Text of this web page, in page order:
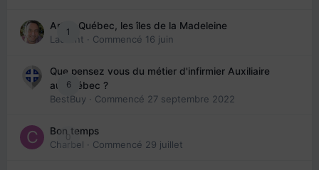
1
Arte : Québec, les îles de la Madeleine
Laurent · Commencé 16 juin
6
Que pensez vous du métier d'infirmier Auxiliaire
au Québec ?
BestBuy · Commencé 27 septembre 2022
0
Bon temps
Charbel · Commencé 29 juillet